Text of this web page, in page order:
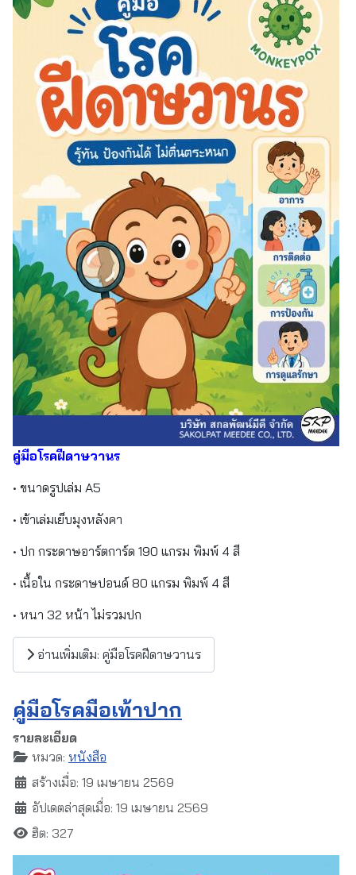
คู่มือโรคฝีดาษวานร
• ขนาดรูปเล่ม A5
• เข้าเล่มเย็บมุงหลังคา
• ปก กระดาษอาร์ตการ์ด 190 แกรม พิมพ์ 4 สี
• เนื้อใน กระดาษปอนด์ 80 แกรม พิมพ์ 4 สี
• หนา 32 หน้า ไม่รวมปก
อ่านเพิ่มเติม: คู่มือโรคฝีดาษวานร
คู่มือโรคมือเท้าปาก
รายละเอียด
หมวด: หนังสือ
สร้างเมื่อ: 19 เมษายน 2569
อัปเดตล่าสุดเมื่อ: 19 เมษายน 2569
ฮิต: 327